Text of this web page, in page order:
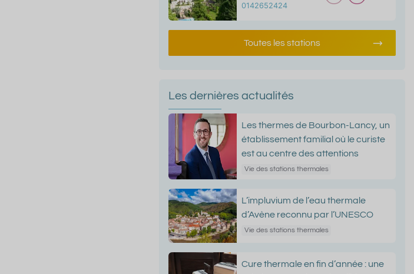
0142652424
Toutes les stations
Les dernières actualités
Les thermes de Bourbon-Lancy, un
établissement familial où le curiste
est au centre des attentions
Vie des stations thermales
L’impluvium de l’eau thermale
d’Avène reconnu par l’UNESCO
Vie des stations thermales
Cure thermale en fin d’année : une